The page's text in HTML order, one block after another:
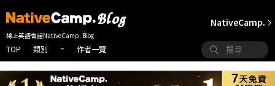
線上英語會話NativeCamp. Blog
TOP 類別 作者一覽
NativeCamp.